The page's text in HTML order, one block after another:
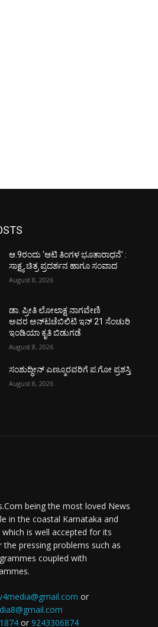
ಆ.9ರಂದು ‘ಆಟಿ ತಿಂಗಳ ಭೂತಾರಾಧನೆ’ :
ಸಾಕ್ಷ್ಯ ಚಿತ್ರ ಪ್ರದರ್ಶನ ಹಾಗೂ ಸಂವಾದ
August 8, 2026
ಡಾ. ಪ್ರೀತಿ ಲೋಲಾಕ್ಷ ನಾಗವೇಣಿ
ಅವರ ಅನ್‌ಟಚೆಬಿಲಿಟಿ ಇನ್ 21 ಸೆಂಚುರಿ
ಇಂಡಿಯಾ ಕೃತಿ ಬಿಡುಗಡೆ
August 8, 2026
ಸಂಶುದ್ಧೀನ್ ಎಣ್ಮೂರವರಿಗೆ ಪ.ಗೋ ಪ್ರಶಸ್ತಿ
August 8, 2026
being the most loved News
in the coastal Karnataka and
is well accepted for its
pressing problems such as
coupled with
or
or 9243306874